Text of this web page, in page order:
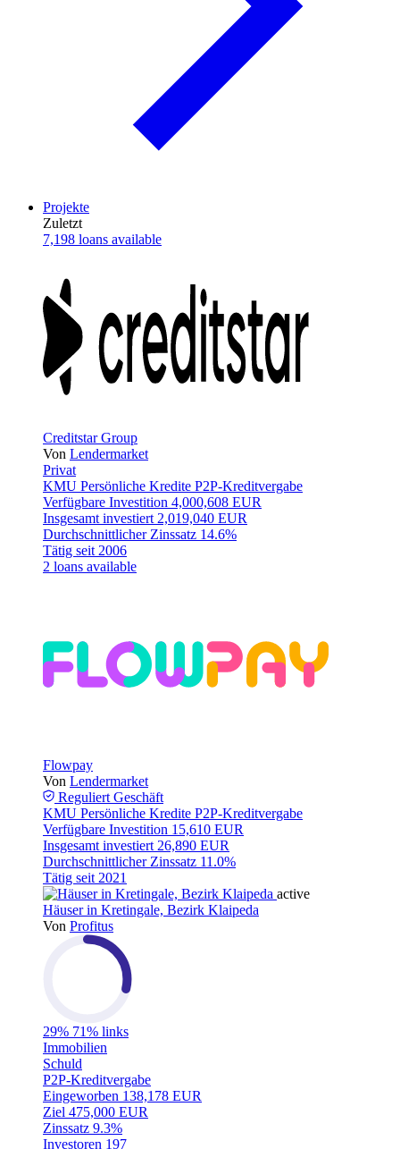
Projekte
Zuletzt
7,198 loans available
Creditstar Group
Von Lendermarket
Privat
KMU Persönliche Kredite P2P-Kreditvergabe
Verfügbare Investition 4,000,608 EUR
Insgesamt investiert 2,019,040 EUR
Durchschnittlicher Zinssatz 14.6%
Tätig seit 2006
2 loans available
Flowpay
Von Lendermarket
Reguliert Geschäft
KMU Persönliche Kredite P2P-Kreditvergabe
Verfügbare Investition 15,610 EUR
Insgesamt investiert 26,890 EUR
Durchschnittlicher Zinssatz 11.0%
Tätig seit 2021
active
Häuser in Kretingale, Bezirk Klaipeda
Von Profitus
29% 71% links
Immobilien
Schuld
P2P-Kreditvergabe
Eingeworben 138,178 EUR
Ziel 475,000 EUR
Zinssatz 9.3%
Investoren 197